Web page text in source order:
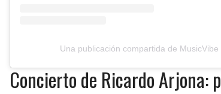
Una publicación compartida de
Concierto de Ricardo Arjona: